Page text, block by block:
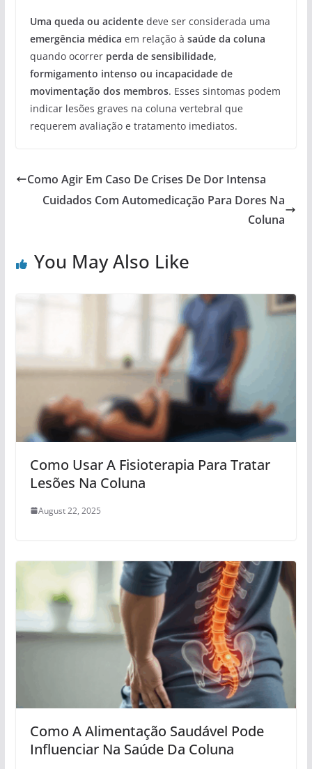
Uma queda ou acidentedeve ser considerada uma
emergência médica em relação à saúde da coluna
quando ocorrer perda de sensibilidade,
formigamento intenso ou incapacidade de
movimentação dos membros. Esses sintomas podem
indicar lesões graves na coluna vertebral que
requerem avaliação e tratamento imediatos.
Como Agir Em Caso De Crises De Dor Intensa
Cuidados Com Automedicação Para Dores Na
Coluna
You May Also Like
Como Usar A Fisioterapia Para Tratar
Lesões Na Coluna
August 22, 2025
Como A Alimentação Saudável Pode
Influenciar Na Saúde Da Coluna